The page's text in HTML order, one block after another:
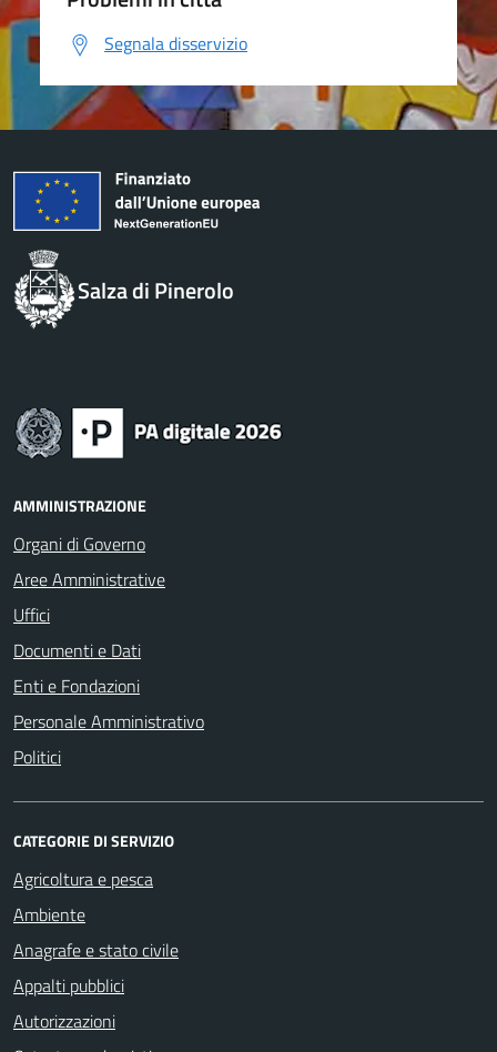
Segnala disservizio
Salza di Pinerolo
AMMINISTRAZIONE
Organi di Governo
Aree Amministrative
Uffici
Documenti e Dati
Enti e Fondazioni
Personale Amministrativo
Politici
CATEGORIE DI SERVIZIO
Agricoltura e pesca
Ambiente
Anagrafe e stato civile
Appalti pubblici
Autorizzazioni